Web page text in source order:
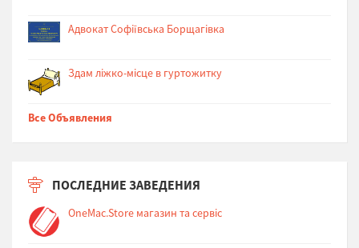
Адвокат Софіївська Борщагівка
Здам ліжко-місце в гуртожитку
Все Объявления
ПОСЛЕДНИЕ ЗАВЕДЕНИЯ
OneMac.Store магазин та сервіс